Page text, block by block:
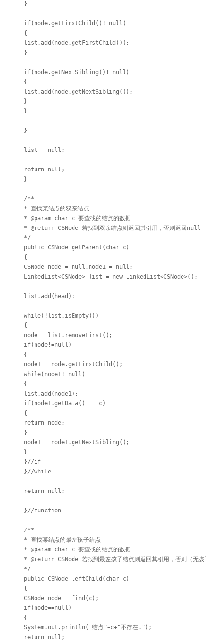
}
if(node.getFirstChild()!=null)
{
list.add(node.getFirstChild());
}
if(node.getNextSibling()!=null)
{
list.add(node.getNextSibling());
}
}
}
list = null;
return null;
}
/**
* 查找某结点的双亲结点
* @param char c 要查找的结点的数据
* @return CSNode 若找到双亲结点则返回其引用，否则返回null
*/
public CSNode getParent(char c)
{
CSNode node = null,node1 = null;
LinkedList<CSNode> list = new LinkedList<CSNode>();
list.add(head);
while(!list.isEmpty())
{
node = list.removeFirst();
if(node!=null)
{
node1 = node.getFirstChild();
while(node1!=null)
{
list.add(node1);
if(node1.getData() == c)
{
return node;
}
node1 = node1.getNextSibling();
}
}//if
}//while
return null;
}//function
/**
* 查找某结点的最左孩子结点
* @param char c 要查找的结点的数据
* @return CSNode 若找到最左孩子结点则返回其引用，否则（无孩子
*/
public CSNode leftChild(char c)
{
CSNode node = find(c);
if(node==null)
{
System.out.println("结点"+c+"不存在.");
return null;